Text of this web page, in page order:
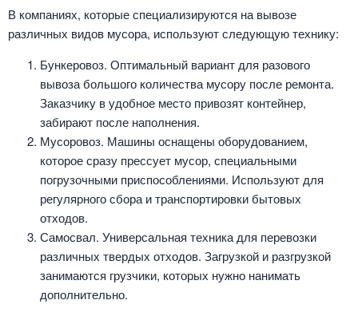
В компаниях, которые специализируются на вывозе
различных видов мусора, используют следующую технику:
Бункеровоз. Оптимальный вариант для разового
вывоза большого количества мусору после ремонта.
Заказчику в удобное место привозят контейнер,
забирают после наполнения.
Мусоровоз. Машины оснащены оборудованием,
которое сразу прессует мусор, специальными
погрузочными приспособлениями. Используют для
регулярного сбора и транспортировки бытовых
отходов.
Самосвал. Универсальная техника для перевозки
различных твердых отходов. Загрузкой и разгрузкой
занимаются грузчики, которых нужно нанимать
дополнительно.